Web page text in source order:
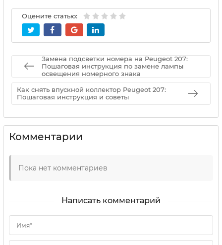
Оцените статью:
Замена подсветки номера на Peugeot 207:
Пошаговая инструкция по замене лампы
освещения номерного знака
Как снять впускной коллектор Peugeot 207:
Пошаговая инструкция и советы
Комментарии
Пока нет комментариев
Написать комментарий
Имя*